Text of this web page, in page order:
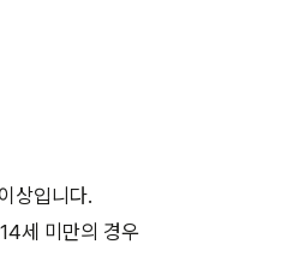
상입니다.
세 미만의 경우